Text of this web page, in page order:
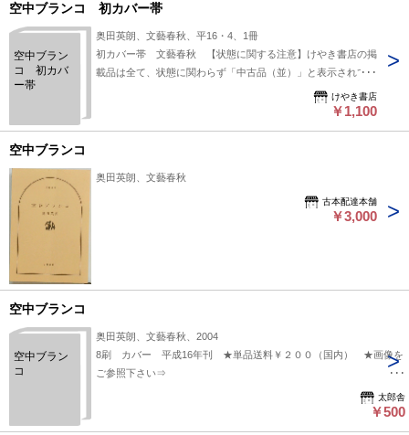
空中ブランコ 初カバー帯
空中ブラン
コ 初カバ
ー帯
奥田英朗、文藝春秋、平16・4、1冊
初カバー帯 文藝春秋 【状態に関する注意】けやき書店の掲
載品は全て、状態に関わらず「中古品（並）」と表示されてい
ます。「日本の古本屋」は６段階の「状態」表記が必須となり
ましたが、当店の扱う商品の特質上、状態の簡易な区分けは適
に問題なく良好とお考え下さい。:
けやき書店
￥1,100
空中ブランコ
奥田英朗、文藝春秋
古本配達本舗
￥3,000
空中ブランコ
空中ブラン
コ
奥田英朗、文藝春秋、2004
8刷 カバー 平成16年刊 ★単品送料￥２００（国内） ★画像を
ご参照下さい⇒
https://www.dropbox.com/scl/fi/k9xpkrmqb6mkeo9vgw2su/81539.jpg?
太郎舎
￥500